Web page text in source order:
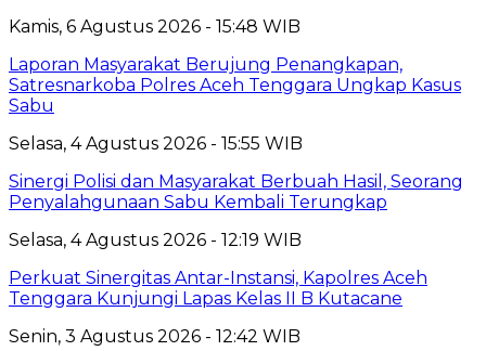
Kamis, 6 Agustus 2026 - 15:48 WIB
Laporan Masyarakat Berujung Penangkapan,
Satresnarkoba Polres Aceh Tenggara Ungkap Kasus
Sabu
Selasa, 4 Agustus 2026 - 15:55 WIB
Sinergi Polisi dan Masyarakat Berbuah Hasil, Seorang
Penyalahgunaan Sabu Kembali Terungkap
Selasa, 4 Agustus 2026 - 12:19 WIB
Perkuat Sinergitas Antar-Instansi, Kapolres Aceh
Tenggara Kunjungi Lapas Kelas II B Kutacane
Senin, 3 Agustus 2026 - 12:42 WIB